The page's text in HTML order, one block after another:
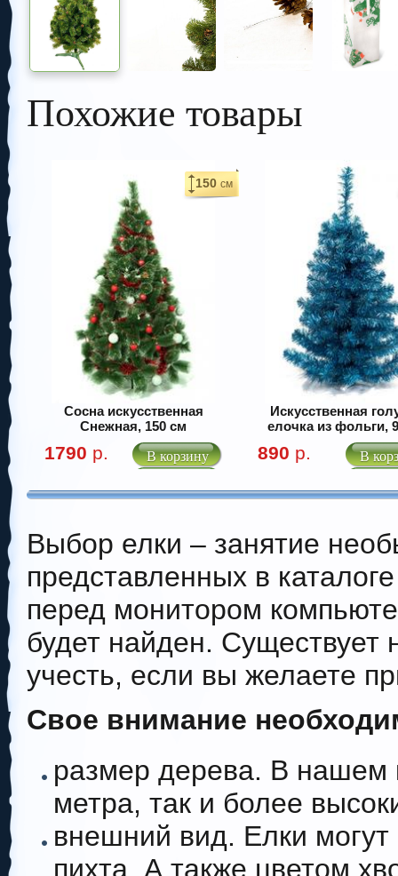
Похожие товары
150 см
Сосна искусственная
Снежная, 150 см
1790 р. В корзину
Искусственная
елочка из фольги,
890 р. В
Выбор елки – занятие
представленных в
перед монитором
будет найден. Существует
учесть, если вы желаете
Свое внимание
размер дерева. В нашем
метра, так и более
внешний вид. Елки могут
пихта. А также цветом